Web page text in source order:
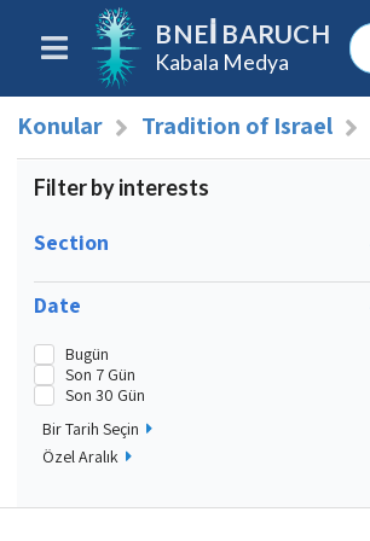
BNEI BARUCH
Kabala Medya
Konular Tradition of Israel
Filter by interests
Section
Date
Bugün
Son 7 Gün
Son 30 Gün
Bir Tarih Seçin
Özel Aralık